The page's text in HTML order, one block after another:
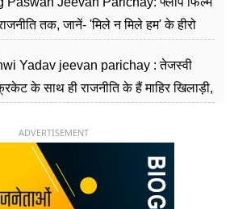
तक, जानें- 'मिले न मिले हम' के हीरो
Yadav jeevan parichay : तेजस्वी
के साथ ही राजनीति के हैं माहिर खिलाड़ी,
ADVERTISEMENT